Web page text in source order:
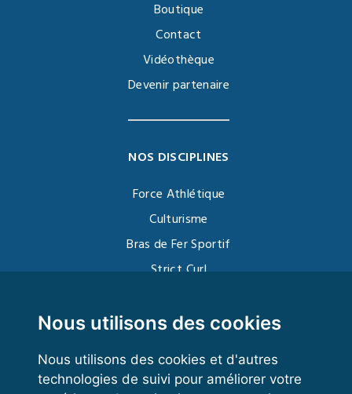
Nous utilisons des cookies
Nous utilisons des cookies et d'autres
technologies de suivi pour améliorer votre
Boutique
Contact
Vidéothèque
Devenir partenaire
NOS DISCIPLINES
Force Athlétique
Culturisme
Bras de Fer Sportif
Strict Curl
Kettlebell